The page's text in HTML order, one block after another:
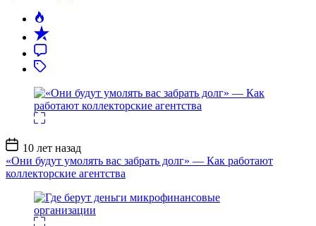
Дата
записи
10 лет назад
«Они будут умолять вас забрать долг» — Как работают
коллекторские агентства